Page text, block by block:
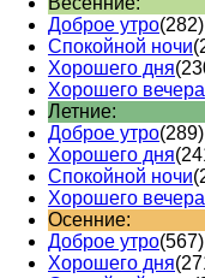
Доброе утро(282)
Спокойной ночи
Хорошего дня
Хорошего вечера
Летние:
Доброе утро(289)
Хорошего дня
Спокойной ночи
Хорошего вечера
Осенние:
Доброе утро(567)
Хорошего дня